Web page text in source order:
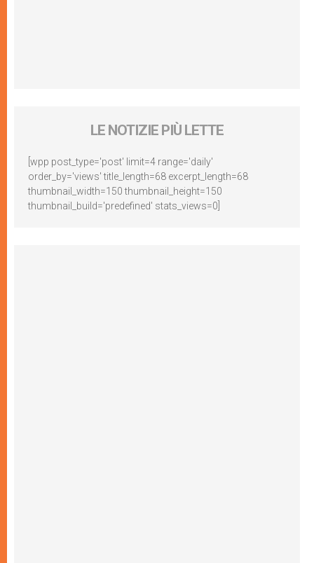
LE NOTIZIE PIÙ LETTE
[wpp post_type='post' limit=4 range='daily'
order_by='views' title_length=68 excerpt_length=68
thumbnail_width=150 thumbnail_height=150
thumbnail_build='predefined' stats_views=0]